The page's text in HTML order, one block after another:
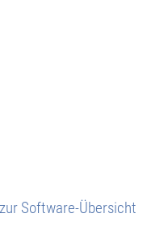
Software-Übersicht